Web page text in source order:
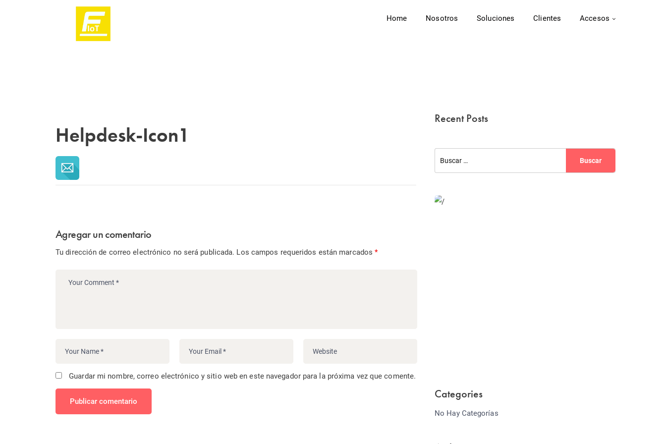
Home Nosotros Soluciones Clientes Accesos
Helpdesk-Icon1
Agregar un comentario
Tu dirección de correo electrónico no será publicada. Los campos requeridos están marcados*
Guardar mi nombre, correo electrónico y sitio web en este navegador para la próxima vez que comente.
Publicar comentario
Recent Posts
Categories
No Hay Categorías